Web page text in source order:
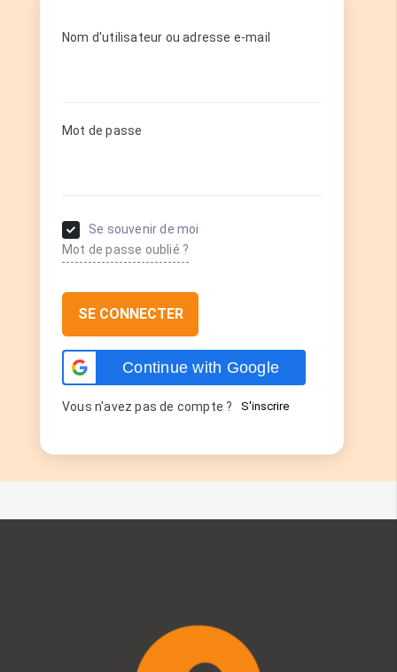
Nom d'utilisateur ou adresse e-mail
Mot de passe
Se souvenir de moi
Mot de passe oublié ?
SE CONNECTER
Continue with Google
Vous n'avez pas de compte ? S'inscrire